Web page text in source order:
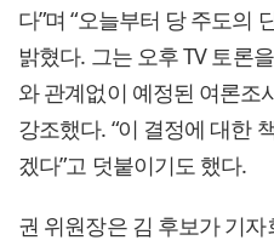
다”며 “오늘부터 당 주도의
밝혔다. 그는 오후 TV 토론
와 관계없이 예정된 여론조
강조했다. “이 결정에 대한
겠다”고 덧붙이기도 했다.
권 위원장은 김 후보가 기